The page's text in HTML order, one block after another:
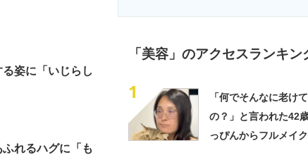
姿に「いじらし
れるハグに「も
「美容」のアクセスランキン
1
「何でそんなに老け
の？」と言われた42
っぴんからフルメイ